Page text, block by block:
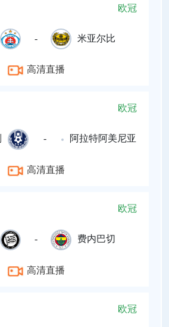
欧冠
- 米亚尔比
高清直播
欧冠
- 阿拉特阿美尼亚
高清直播
欧冠
- 费内巴切
高清直播
欧冠